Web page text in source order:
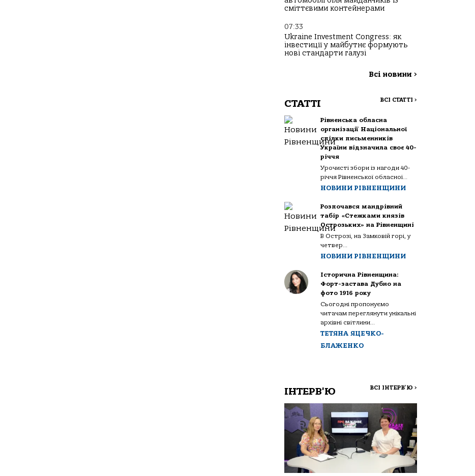
сміттєвими контейнерами
07:33
Ukraine Investment Congress: як
інвестиції у майбутнє формують
нові стандарти галузі
Всі новини >
СТАТТІ ВСІ СТАТТІ >
Рівненська обласна
організації Національної
спілки письменників
України відзначила своє 40-
річчя
Урочисті збори із нагоди 40-
річчя Рівненської обласної...
НОВИНИ РІВНЕНЩИНИ
Розпочався мандрівний
табір «Стежками князів
Острозьких» на Рівненщині
В Острозі, на Замковій горі, у
четвер...
НОВИНИ РІВНЕНЩИНИ
Історична Рівненщина:
Форт-застава Дубно на
фото 1916 року
Сьогодні пропонуємо
читачам переглянути унікальні
архівні світлини...
ТЕТЯНА ЯЦЕЧКО-
БЛАЖЕНКО
ІНТЕРВ'Ю ВСІ ІНТЕРВ'Ю >